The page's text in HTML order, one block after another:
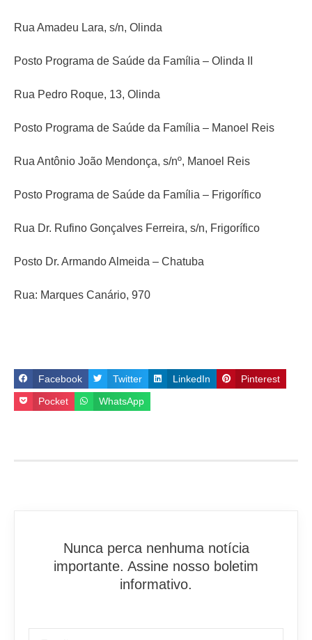
Rua Amadeu Lara, s/n, Olinda
Posto Programa de Saúde da Família – Olinda II
Rua Pedro Roque, 13, Olinda
Posto Programa de Saúde da Família – Manoel Reis
Rua Antônio João Mendonça, s/nº, Manoel Reis
Posto Programa de Saúde da Família – Frigorífico
Rua Dr. Rufino Gonçalves Ferreira, s/n, Frigorífico
Posto Dr. Armando Almeida – Chatuba
Rua: Marques Canário, 970
Facebook Twitter LinkedIn Pinterest
Pocket WhatsApp
Nunca perca nenhuma notícia
importante. Assine nosso boletim
informativo.